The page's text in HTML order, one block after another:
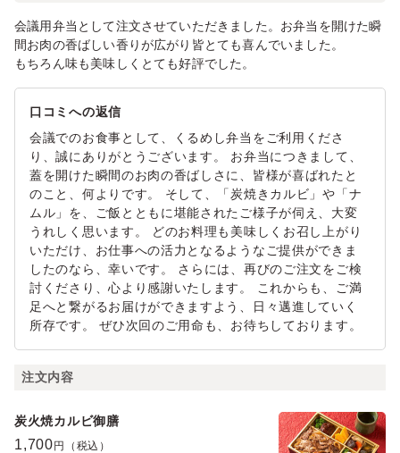
会議用弁当として注文させていただきました。お弁当を開けた瞬
間お肉の香ばしい香りが広がり皆とても喜んでいました。
もちろん味も美味しくとても好評でした。
口コミへの返信
会議でのお食事として、くるめし弁当をご利用くださ
り、誠にありがとうございます。 お弁当につきまして、
蓋を開けた瞬間のお肉の香ばしさに、皆様が喜ばれたと
のこと、何よりです。 そして、「炭焼きカルビ」や「ナ
ムル」を、ご飯とともに堪能されたご様子が伺え、大変
うれしく思います。 どのお料理も美味しくお召し上がり
いただけ、お仕事への活力となるようなご提供ができま
したのなら、幸いです。 さらには、再びのご注文をご検
討くださり、心より感謝いたします。 これからも、ご満
足へと繋がるお届けができますよう、日々邁進していく
所存です。 ぜひ次回のご用命も、お待ちしております。
注文内容
炭火焼カルビ御膳
1,700 円（税込）